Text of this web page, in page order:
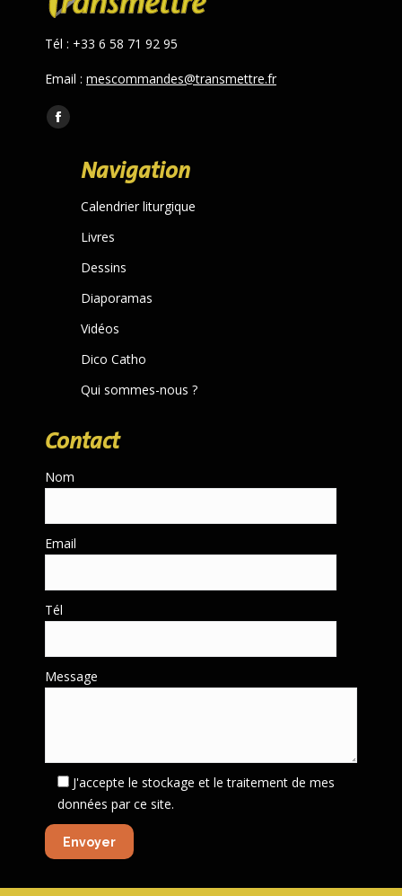
Tél : +33 6 58 71 92 95
Email : mescommandes@transmettre.fr
Trouvez nous sur :
Facebook
opens
window
Navigation
Calendrier liturgique
Livres
Dessins
Diaporamas
Vidéos
Dico Catho
Qui sommes-nous ?
Contact
Nom
Email
Tél
Message
J'accepte le stockage et le traitement de mes
données par ce site.